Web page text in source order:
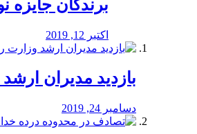
برندگان جایزه
اکتبر 12, 2019
بازدید مدیران
دسامبر 24, 2019